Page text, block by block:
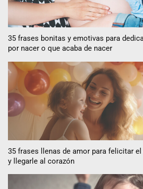
35 frases bonitas y emotivas para
por nacer o que acaba de nacer
35 frases llenas de amor para felicitar
y llegarle al corazón